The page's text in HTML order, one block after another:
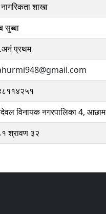
शाखा
सुब्बा
प्रथम
विनायक नगरपालिका 4, आछाम
श्रावण ३२